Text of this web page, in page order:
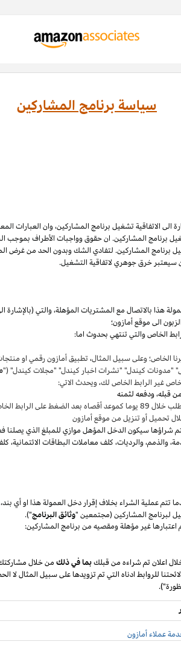
سياسة برنامج المشاركين
الى الاتفاقية تشغيل برنامج المشاركين، وان
برنامج المشاركين. ان حقوق وواجبات الأطراف بموجب
سيعتبر خرق جوهري لاتفاقية التشغيل.
،والتي
الى موقع أمازون؛
الخاص والتي تنتهي بحدوث اما:
الخاص؛وعلى سبيل المثال، تطبيق أمازون رقمي او
" "مدونات كيندل" "نشرات اخبار كيندل" "مجلات كيندل" ("
غير الرابط الخاص لك،ويحدث الاتي:
الاولي؛ أو
تحميل أو تنزيل من موقع أمازون
شراؤهاسيكون الدخل المؤهل موازي للمبلغ الذي يصلنا
،والذمم،والرديات، كلف معاملات البطاقات الائتمانية،
تتم عملية الشراء بخلاف إقرار دخل العمولة هذا او أي بند،
لبرنامج المشاركين (مجتمعين "وثائق البرنامج").
غير مؤهلة ومقصيه من برنامج المشاركين:
اعلان تم شراءه من قبلكبما في ذلك من خلال
للروابط ادناه التي تم تزويدها على سبيل المثال لا
عملاء أمازون